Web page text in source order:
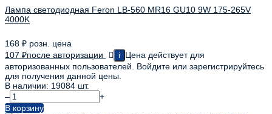
Лампа светодиодная Feron LB-560 MR16 GU10 9W 175-265V
4000K
168 ₽ розн. цена
107 ₽после авторизации i
Цена действует для
авторизованных пользователей. Войдите или зарегистрируйтесь
для получения данной цены.
В наличии: 19084 шт.
–
+
В корзину